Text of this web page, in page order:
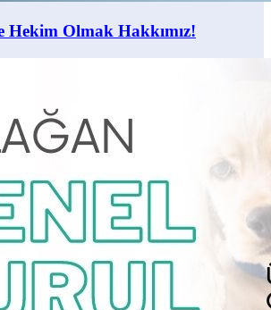
Hekim Olmak Hakkımız!